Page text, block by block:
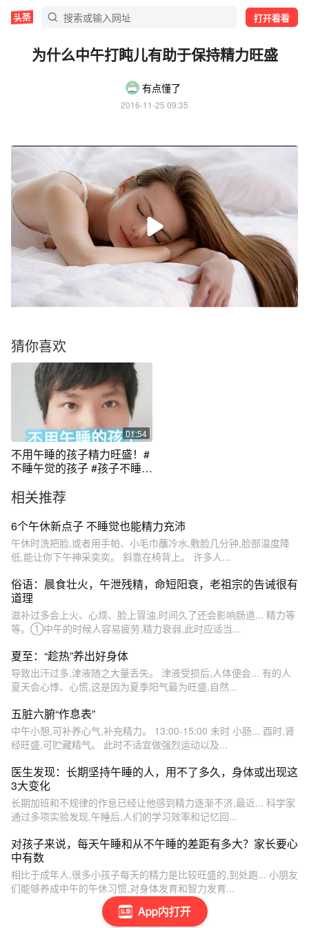
打开看看
App内打开
为什么中午打盹儿有助于保持精力旺盛
有点懂了
2016-11-25 09:35
猜你喜欢
01:54
不用午睡的孩子精力旺盛！#
不睡午觉的孩子 #孩子不睡觉
相关推荐
6个午休新点子 不睡觉也能精力充沛
午休时洗把脸,或者用手帕、小毛巾蘸冷水,敷脸几分钟,脸部温度降
低,能让你下午神采奕奕。 斜靠在椅背上。 许多人...
俗语：晨食壮火，午泄残精，命短阳衰，老祖宗的告诫很有
道理
滋补过多会上火、心烦、脸上冒油,时间久了还会影响肠道... 精力等
等。①中午的时候人容易疲劳,精力衰弱,此时应适当...
夏至：“趁热”养出好身体
导致出汗过多,津液随之大量丢失。 津液受损后,人体便会... 有的人
夏天会心悸、心慌,这是因为夏季阳气最为旺盛,自然...
五脏六腑“作息表”
中午小憩,可补养心气,补充精力。 13:00-15:00 未时 小肠... 酉时,肾
经旺盛,可贮藏精气。 此时不适宜做强烈运动以及...
医生发现：长期坚持午睡的人，用不了多久，身体或出现这
3大变化
长期加班和不规律的作息已经让他感到精力逐渐不济,最近... 科学家
通过多项实验发现,午睡后,人们的学习效率和记忆回...
对孩子来说，每天午睡和从不午睡的差距有多大？家长要心
中有数
相比于成年人,很多小孩子每天的精力是比较旺盛的,到处跑... 小朋友
们能够养成中午的午休习惯,对身体发育和智力发育...